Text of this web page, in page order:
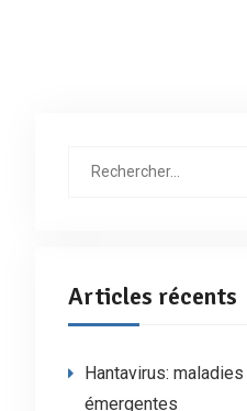
Articles récents
Hantavirus:
émergentes